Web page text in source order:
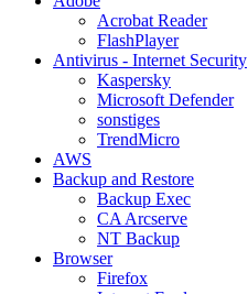
Acrobat Reader
FlashPlayer
Antivirus - Internet Security
Kaspersky
Microsoft Defender
sonstiges
TrendMicro
AWS
Backup and Restore
Backup Exec
CA Arcserve
NT Backup
Browser
Firefox